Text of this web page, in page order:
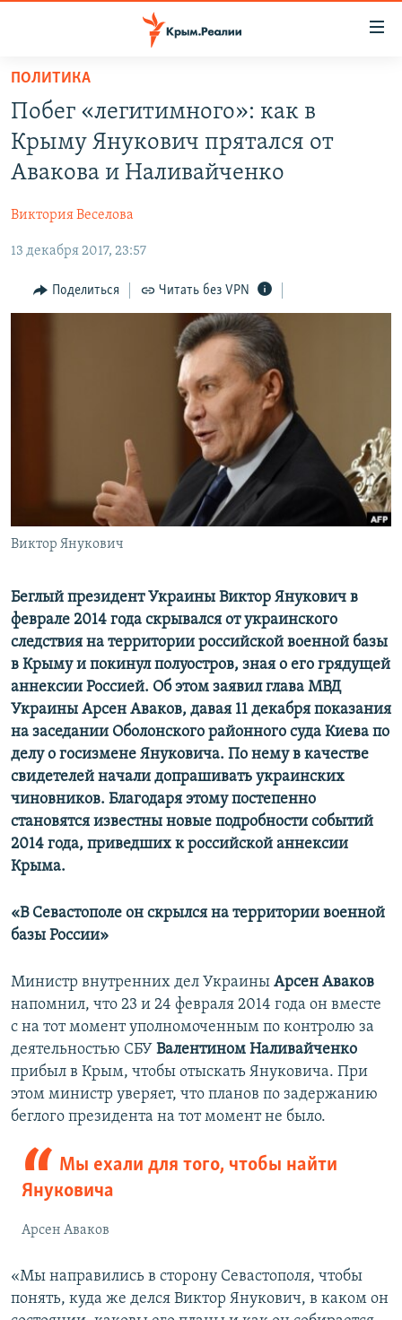
Вернуться
основному
содержанию
Вернутся
главной
навигации
Вернутся
поиску
НОВОСТИ
11 ЛЕТ ОККУПАЦИИ КРЫМА. 11 ИСТОРИЙ СОПРОТИВЛЕНИЯ
ВОДА
ЕЩЕ
ИНТЕРАКТИВ
ИНФОГРАФИКА
СОВЕТЫ ПРАВОЗАЩИТНИКОВ
КРЫМ.НЕПОКОРЕННЫЙ
УКРАИНСКАЯ ПРОБЛЕМА КРЫМА
РАДІО СВОБОДА
КАК ОБОЙТИ БЛОКИРОВКУ
Все сайты RFE/RL
ПОЛИТИКА
Побег ​​​«легитимного»: как в
Крыму Янукович прятался от
Авакова и Наливайченко
Виктория Веселова
13 декабря 2017, 23:57
Поделиться Читать без VPN
Виктор Янукович
Беглый президент Украины Виктор Янукович в
феврале 2014 года скрывался от украинского
следствия на территории российской военной базы
в Крыму и покинул полуостров, зная о его грядущей
аннексии Россией. Об этом заявил глава МВД
Украины Арсен Аваков, давая 11 декабря показания
на заседании Оболонского районного суда Киева по
делу о госизмене Януковича. По нему в качестве
свидетелей начали допрашивать украинских
чиновников. Благодаря этому постепенно
становятся известны новые подробности событий
2014 года, приведших к российской аннексии
Крыма.
«В Севастополе он скрылся на территории военной
базы России»
Министр внутренних дел Украины Арсен Аваков
напомнил, что 23 и 24 февраля 2014 года он вместе
с на тот момент уполномоченным по контролю за
деятельностью СБУ Валентином Наливайченко
прибыл в Крым, чтобы отыскать Януковича. При
этом министр уверяет, что планов по задержанию
беглого президента на тот момент не было.
Мы ехали для того, чтобы найти
Януковича
Арсен Аваков
«Мы направились в сторону Севастополя, чтобы
понять, куда же делся Виктор Янукович, в каком он